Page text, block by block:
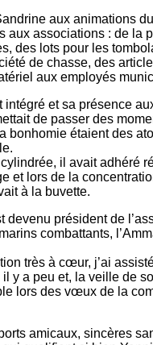
aux animations
aux associations : de la
des lots pour les
de chasse, des
aux employés
intégré et sa présence
de passer des
bonhomie étaient des
il avait adhéré
et lors de la
à la buvette.
devenu président de
combattants,
très à cœur, j’ai
il y a peu et, la veille de
lors des vœux de la
amicaux, sincères